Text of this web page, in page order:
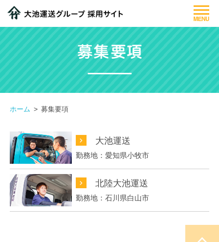
大池運送グループについて
仕事紹介
先輩社員紹介
閉じる
ホーム 募集要項
大池運送
勤務地：愛知県小牧市
北陸大池運送
勤務地：石川県白山市